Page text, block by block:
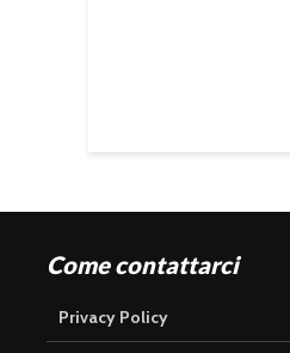
Come contattarci
Privacy Policy